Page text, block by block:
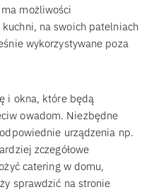
możliwości
na swoich patelniach
wykorzystywane poza
i okna, które będą
owadom. Niezbędne
urządzenia np.
zczegółowe
catering w domu,
sprawdzić na stronie